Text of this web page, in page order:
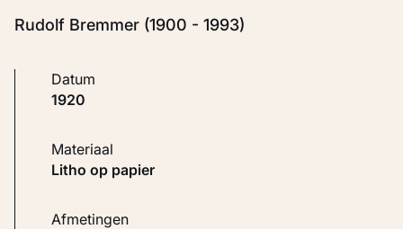
Rudolf Bremmer (1900 - 1993)
Datum
1920
Materiaal
Litho op papier
Afmetingen